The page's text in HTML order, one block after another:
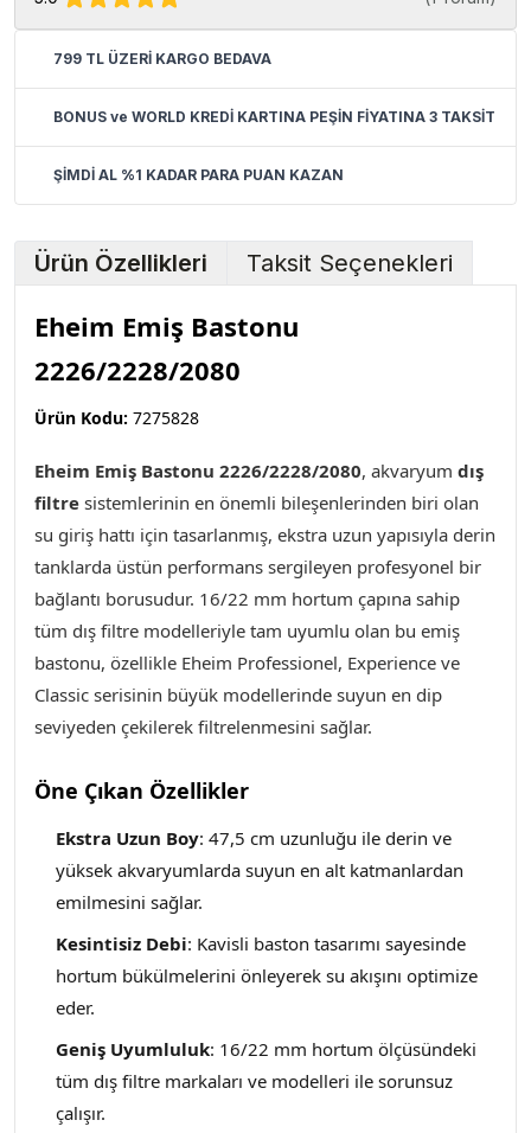
799 TL ÜZERİ KARGO BEDAVA
BONUS ve WORLD KREDİ KARTINA PEŞİN FİYATINA 3 TAKSİT
ŞİMDİ AL %1 KADAR PARA PUAN KAZAN
Ürün Özellikleri Taksit Seçenekleri
Eheim Emiş Bastonu
2226/2228/2080
Ürün Kodu: 7275828
Eheim Emiş Bastonu 2226/2228/2080, akvaryum dış
filtre sistemlerinin en önemli bileşenlerinden biri olan
su giriş hattı için tasarlanmış, ekstra uzun yapısıyla derin
tanklarda üstün performans sergileyen profesyonel bir
bağlantı borusudur. 16/22 mm hortum çapına sahip
tüm dış filtre modelleriyle tam uyumlu olan bu emiş
bastonu, özellikle Eheim Professionel, Experience ve
Classic serisinin büyük modellerinde suyun en dip
seviyeden çekilerek filtrelenmesini sağlar.
Öne Çıkan Özellikler
Ekstra Uzun Boy: 47,5 cm uzunluğu ile derin ve
yüksek akvaryumlarda suyun en alt katmanlardan
emilmesini sağlar.
Kesintisiz Debi: Kavisli baston tasarımı sayesinde
hortum bükülmelerini önleyerek su akışını optimize
eder.
Geniş Uyumluluk: 16/22 mm hortum ölçüsündeki
tüm dış filtre markaları ve modelleri ile sorunsuz
çalışır.